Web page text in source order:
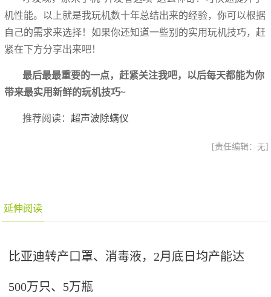
机性能。以上就是我玩机数十年总结出来的经验，你可以根据
自己的需求来选择！如果你还知道一些别的实用玩机技巧，赶
紧在下方分享出来吧！
最后最最重要的一点，赶紧关注我吧，以后每天都能为你
带来最实用新鲜的玩机技巧~
推荐阅读：超声波除螨仪
[责任编辑：无]
延伸阅读
比亚迪转产口罩、消毒液，2月底日均产能达
500万只、5万瓶